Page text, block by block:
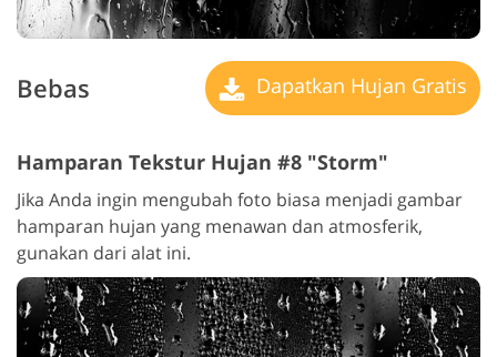
Bebas Dapatkan Hujan Gratis
Hamparan Tekstur Hujan #8 "Storm"
Jika Anda ingin mengubah foto biasa menjadi gambar
hamparan hujan yang menawan dan atmosferik,
gunakan dari alat ini.